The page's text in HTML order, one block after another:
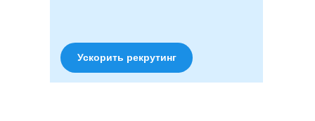
Ускорить рекрутинг